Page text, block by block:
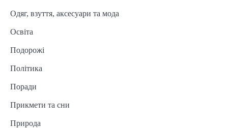
Одяг, взуття, аксесуари та мода
Освіта
Подорожі
Політика
Поради
Прикмети та сни
Природа